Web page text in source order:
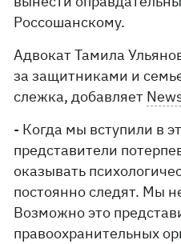
Россошанскому.
Адвокат Тамила
за защитниками и
слежка, добавляет
- Когда мы вступили в
представители
оказывать
постоянно следят. Мы
Возможно это
правоохранительных